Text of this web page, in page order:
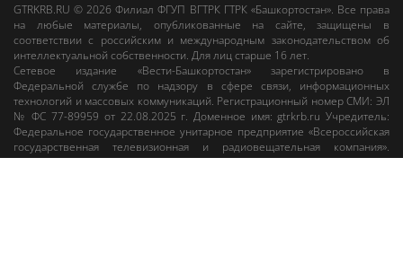
GTRKRB.RU © 2026Филиал ФГУП ВГТРК ГТРК «Башкортостан». Все права
на любые материалы, опубликованные на сайте, защищены в
соответствии с российским и международным законодательством об
интеллектуальной собственности. Для лиц старше 16 лет.
Сетевое издание «Вести-Башкортостан»зарегистрировано в
Федеральной службе по надзору в сфере связи, информационных
технологий и массовых коммуникаций. Регистрационный номер СМИ: ЭЛ
№ ФС 77-89959 от 22.08.2025 г. Доменное имя:gtrkrb.ru Учредитель:
Федеральное государственное унитарное предприятие «Всероссийская
государственная телевизионная и радиовещательная компания».
Главный редактор:Салихов Азамат Рафаэлевич.Веб-редактор:Анискина